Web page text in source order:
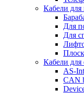
Кабели
Для
Для
Кабели для
AS-
CAN